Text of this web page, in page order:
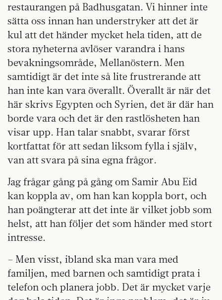
restaurangen på Badhusgatan. Vi hinner inte
sätta oss innan han understryker att det är
kul att det händer mycket hela tiden, att de
stora nyheterna avlöser varandra i hans
bevakningsområde, Mellanöstern. Men
samtidigt är det inte så lite frustrerande att
han inte kan vara överallt. Överallt är när det
här skrivs Egypten och Syrien, det är där han
borde vara och det är den rastlösheten han
visar upp. Han talar snabbt, svarar först
kortfattat för att sedan liksom fylla i själv,
van att svara på sina egna frågor.
Jag frågar gång på gång om Samir Abu Eid
kan koppla av, om han kan koppla bort, och
han poängterar att det inte är vilket jobb som
helst, att han följer det som händer med stort
intresse.
– Men visst, ibland ska man vara med
familjen, med barnen och samtidigt prata i
telefon och planera jobb. Det är mycket varje